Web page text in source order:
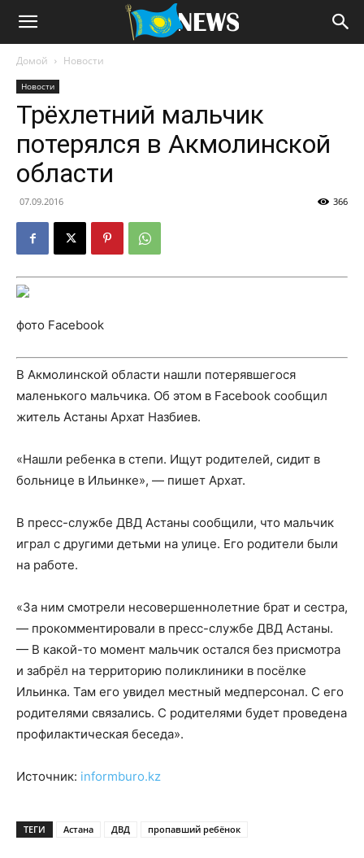
Домой Новости
Новости
Трёхлетний мальчик
потерялся в Акмолинской
области
07.09.2016 366
фото Facebook
В Акмолинской области нашли потерявшегося
маленького мальчика. Об этом в Facebook сообщил
житель Астаны Архат Назбиев.
«Нашли ребенка в степи. Ищут родителей, сидит в
больнице в Ильинке», — пишет Архат.
В пресс-службе ДВД Астаны сообщили, что мальчик
играл с другими детьми на улице. Его родители были
на работе.
«За ним смотрели несовершеннолетние брат и сестра,
— прокомментировали в пресс-службе ДВД Астаны.
— В какой-то момент мальчик остался без присмотра
и забрёл на территорию поликлиники в посёлке
Ильинка. Там его увидел местный медперсонал. С его
родителями связались. С родителями будет проведена
профилактическая беседа».
Источник: informburo.kz
ТЕГИ Астана ДВД пропавший ребёнок